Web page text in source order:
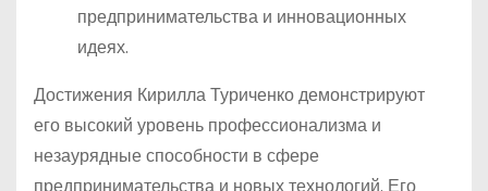
предпринимательства и инновационных
идеях.
Достижения Кирилла Туриченко демонстрируют
его высокий уровень профессионализма и
незаурядные способности в сфере
предпринимательства и новых технологий. Его